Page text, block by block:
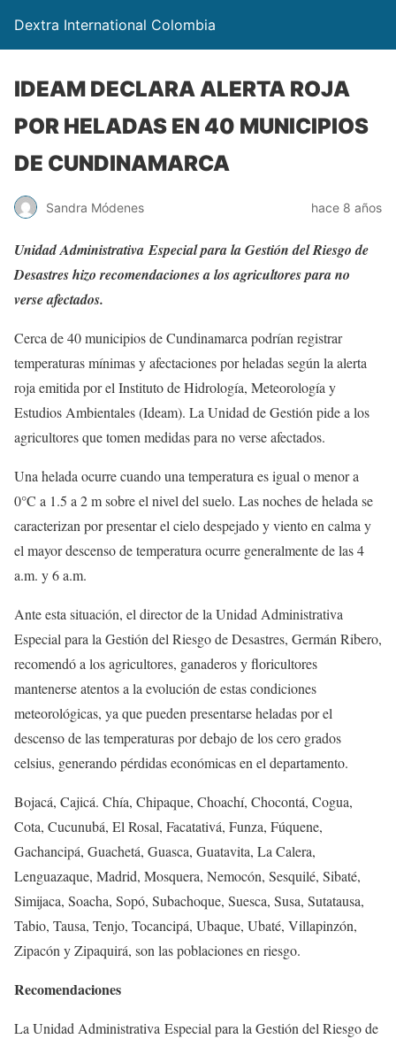
Dextra International Colombia
IDEAM DECLARA ALERTA ROJA
POR HELADAS EN 40 MUNICIPIOS
DE CUNDINAMARCA
Sandra Módenes hace 8 años
Unidad Administrativa Especial para la Gestión del Riesgo de
Desastres hizo recomendaciones a los agricultores para no
verse afectados.
Cerca de 40 municipios de Cundinamarca podrían registrar
temperaturas mínimas y afectaciones por heladas según la alerta
roja emitida por el Instituto de Hidrología, Meteorología y
Estudios Ambientales (Ideam). La Unidad de Gestión pide a los
agricultores que tomen medidas para no verse afectados.
Una helada ocurre cuando una temperatura es igual o menor a
0°C a 1.5 a 2 m sobre el nivel del suelo. Las noches de helada se
caracterizan por presentar el cielo despejado y viento en calma y
el mayor descenso de temperatura ocurre generalmente de las 4
a.m. y 6 a.m.
Ante esta situación, el director de la Unidad Administrativa
Especial para la Gestión del Riesgo de Desastres, Germán Ribero,
recomendó a los agricultores, ganaderos y floricultores
mantenerse atentos a la evolución de estas condiciones
meteorológicas, ya que pueden presentarse heladas por el
descenso de las temperaturas por debajo de los cero grados
celsius, generando pérdidas económicas en el departamento.
Bojacá, Cajicá. Chía, Chipaque, Choachí, Chocontá, Cogua,
Cota, Cucunubá, El Rosal, Facatativá, Funza, Fúquene,
Gachancipá, Guachetá, Guasca, Guatavita, La Calera,
Lenguazaque, Madrid, Mosquera, Nemocón, Sesquilé, Sibaté,
Simijaca, Soacha, Sopó, Subachoque, Suesca, Susa, Sutatausa,
Tabio, Tausa, Tenjo, Tocancipá, Ubaque, Ubaté, Villapinzón,
Zipacón y Zipaquirá, son las poblaciones en riesgo.
Recomendaciones
La Unidad Administrativa Especial para la Gestión del Riesgo de